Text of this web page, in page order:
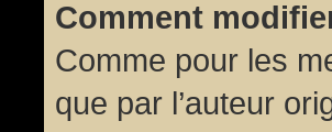
Comment
Comme pour les
que par l’auteur